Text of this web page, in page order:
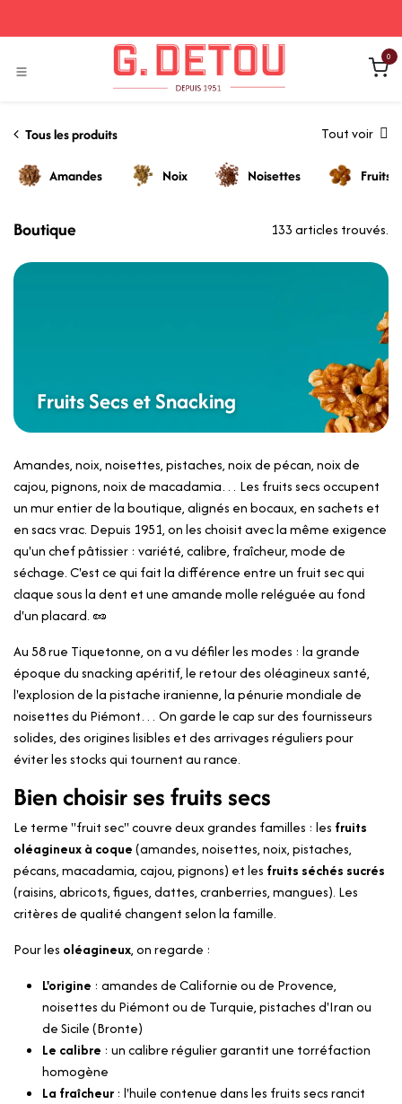
0
Tous les produits Tout voir
Amandes Noix Noisettes Fruits
Boutique 133 articles trouvés.
Fruits Secs et Snacking
Amandes, noix, noisettes, pistaches, noix de pécan, noix de
cajou, pignons, noix de macadamia… Les fruits secs occupent
un mur entier de la boutique, alignés en bocaux, en sachets et
en sacs vrac. Depuis 1951, on les choisit avec la même exigence
qu'un chef pâtissier : variété, calibre, fraîcheur, mode de
séchage. C'est ce qui fait la différence entre un fruit sec qui
claque sous la dent et une amande molle reléguée au fond
d'un placard. 🥜
Au 58 rue Tiquetonne, on a vu défiler les modes : la grande
époque du snacking apéritif, le retour des oléagineux santé,
l'explosion de la pistache iranienne, la pénurie mondiale de
noisettes du Piémont… On garde le cap sur des fournisseurs
solides, des origines lisibles et des arrivages réguliers pour
éviter les stocks qui tournent au rance.
Bien choisir ses fruits secs
Le terme "fruit sec" couvre deux grandes familles : les fruits
oléagineux à coque(amandes, noisettes, noix, pistaches,
pécans, macadamia, cajou, pignons) et les fruits séchés sucrés
(raisins, abricots, figues, dattes, cranberries, mangues). Les
critères de qualité changent selon la famille.
Pour les oléagineux, on regarde :
L'origine : amandes de Californie ou de Provence,
noisettes du Piémont ou de Turquie, pistaches d'Iran ou
de Sicile (Bronte)
Le calibre : un calibre régulier garantit une torréfaction
homogène
La fraîcheur : l'huile contenue dans les fruits secs rancit